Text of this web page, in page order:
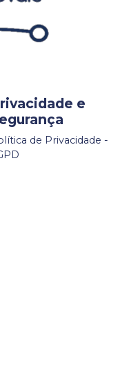
e
de Privacidade -